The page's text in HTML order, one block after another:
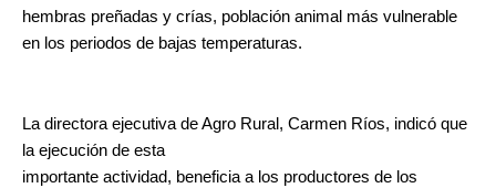
hembras preñadas y crías, población animal más vulnerable
en los periodos de bajas temperaturas.
La directora ejecutiva de Agro Rural, Carmen Ríos, indicó que
la ejecución de esta
importante actividad, beneficia a los productores de los